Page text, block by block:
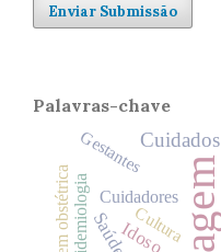
Enviar Submissão
Palavras-chave
Idoso
Epidemiologia Cuidadores
Gestantes
Cultura